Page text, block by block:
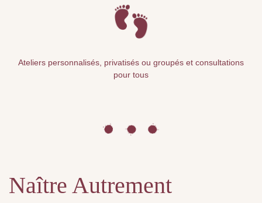
Ateliers personnalisés, privatisés ou groupés et consultations
pour tous
Naître Autrement